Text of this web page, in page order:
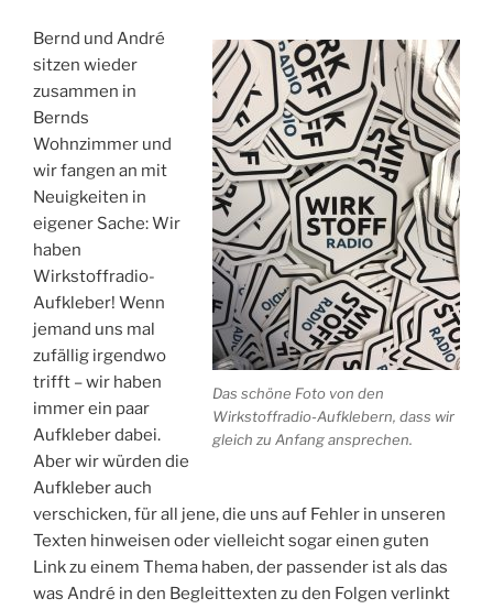
Das schöne Foto von den
Wirkstoffradio-Aufklebern, dass wir
gleich zu Anfang ansprechen.
Bernd und André
sitzen wieder
zusammen in
Bernds
Wohnzimmer und
wir fangen an mit
Neuigkeiten in
eigener Sache: Wir
haben
Wirkstoffradio-
Aufkleber! Wenn
jemand uns mal
zufällig irgendwo
trifft – wir haben
immer ein paar
Aufkleber dabei.
Aber wir würden die
Aufkleber auch
verschicken, für all jene, die uns auf Fehler in unseren
Texten hinweisen oder vielleicht sogar einen guten
Link zu einem Thema haben, der passender ist als das
was André in den Begleittexten zu den Folgen verlinkt